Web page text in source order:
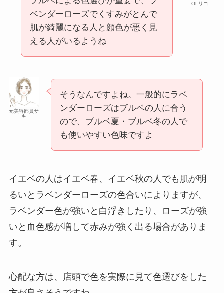
OLリコ
ベンダーローズでくすみがとんで
肌が綺麗になる人と顔色が悪く見
える人がいるようね
元美容部員サ
キ
そうなんですよね。一般的にラベ
ンダーローズはブルベの人に合う
ので、ブルベ夏・ブルベ冬の人で
も使いやすい色味ですよ
イエベの人はイエベ春、イエベ秋の人でも肌が明
るいとラベンダーローズの色合いによりますが、
ラベンダー色が強いと白浮きしたり、ローズが強
いと血色感が増して赤みが強く出る場合がありま
す。
心配な方は、店頭で色を実際に見て色選びをした